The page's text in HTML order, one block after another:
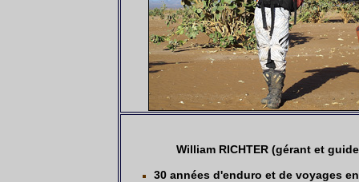
William RICHTER (gérant et
30 années d'enduro et de voyages